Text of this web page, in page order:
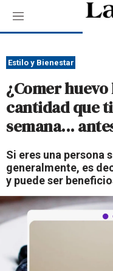
M
e
ú
Estilo y Bienestar
¿Comer huevo
cantidad que
semana...
Si eres una persona
generalmente, es
y puede ser